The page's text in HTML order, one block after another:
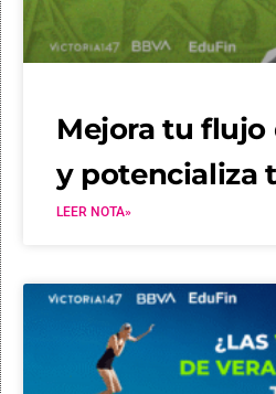
Mejora tu flujo
y potencializa
LEER NOTA»